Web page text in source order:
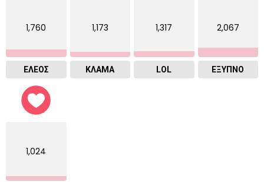
1,760
ΕΛΕΟΣ
1,173
ΚΛΑΜΑ
1,317
LOL
2,067
ΈΞΥΠΝΟ
1,024